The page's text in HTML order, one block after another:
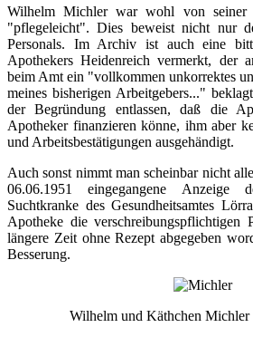
Wilhelm Michler war wohl von seiner
"pflegeleicht". Dies beweist nicht nur
Personals. Im Archiv ist auch eine
Apothekers Heidenreich vermerkt, der
beim Amt ein "vollkommen unkorrektes
meines bisherigen Arbeitgebers..."
der Begründung entlassen, daß die
Apotheker finanzieren könne, ihm aber
und Arbeitsbestätigungen ausgehändigt.
Auch sonst nimmt man scheinbar nicht
06.06.1951 eingegangene Anzeige
Suchtkranke des Gesundheitsamtes
Apotheke die verschreibungspflichtigen
längere Zeit ohne Rezept abgegeben
Besserung.
Wilhelm und Käthchen